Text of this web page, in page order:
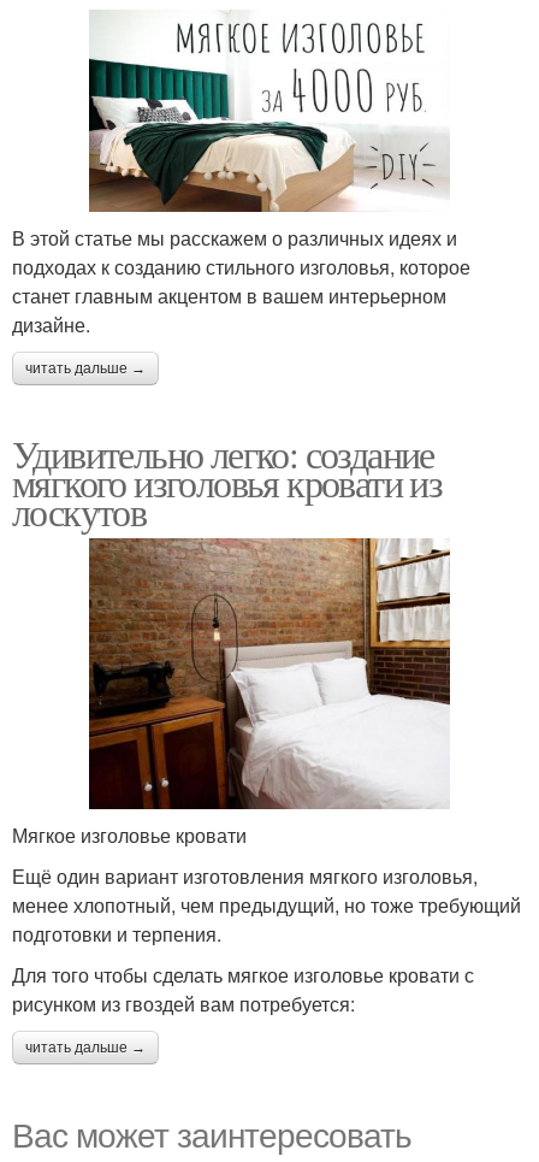
В этой статье мы расскажем о различных идеях и
подходах к созданию стильного изголовья, которое
станет главным акцентом в вашем интерьерном
дизайне.
читать дальше →
Удивительно легко: создание
мягкого изголовья кровати из
лоскутов
Мягкое изголовье кровати
Ещё один вариант изготовления мягкого изголовья,
менее хлопотный, чем предыдущий, но тоже требующий
подготовки и терпения.
Для того чтобы сделать мягкое изголовье кровати с
рисунком из гвоздей вам потребуется:
читать дальше →
Вас может заинтересовать